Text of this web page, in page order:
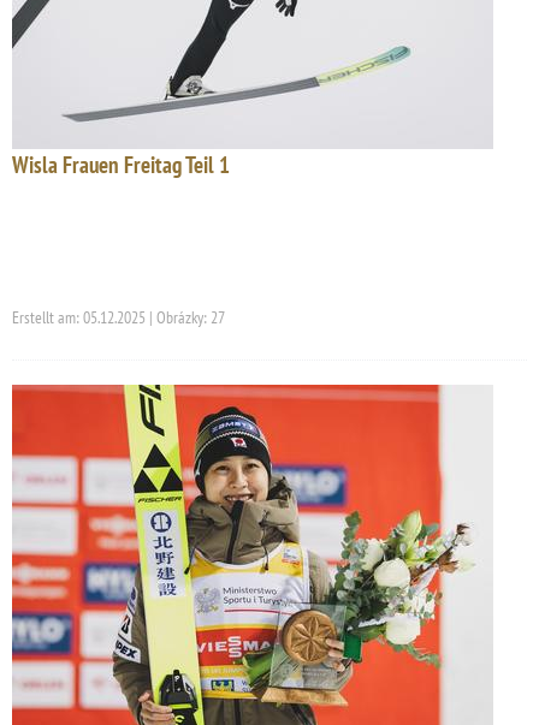
Wisla Frauen Freitag Teil 1
Erstellt am: 05.12.2025 | Obrázky: 27